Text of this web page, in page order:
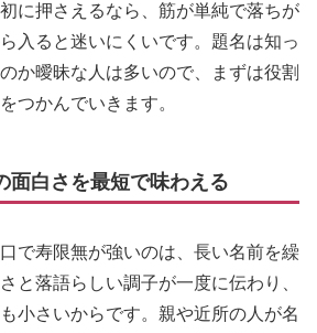
に押さえるなら、筋が単純で落ちが
入ると迷いにくいです。題名は知っ
か曖昧な人は多いので、まずは役割
つかんでいきます。
面白さを最短で味わえる
で寿限無が強いのは、長い名前を繰
と落語らしい調子が一度に伝わり、
小さいからです。親や近所の人が名